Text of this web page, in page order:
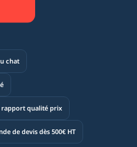
chat
rapport qualité prix
de devis dès 500€ HT